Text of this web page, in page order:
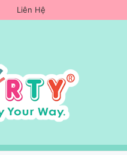
Liên Hệ